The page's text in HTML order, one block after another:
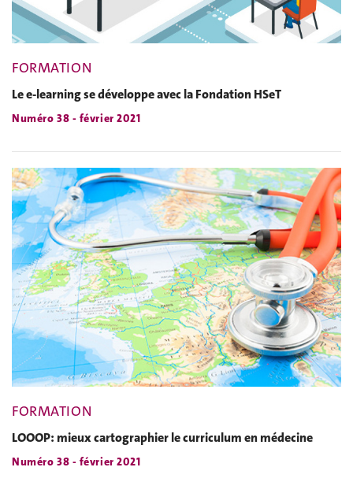
FORMATION
Le e-learning se développe avec la Fondation HSeT
Numéro 38 - février 2021
FORMATION
LOOOP: mieux cartographier le curriculum en médecine
Numéro 38 - février 2021